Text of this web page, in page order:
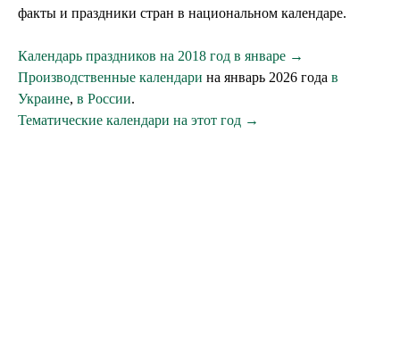
факты и праздники стран в национальном календаре.
Календарь праздников на 2018 год в январе →
Производственные календари на январь 2026 года в
Украине, в России.
Тематические календари на этот год →